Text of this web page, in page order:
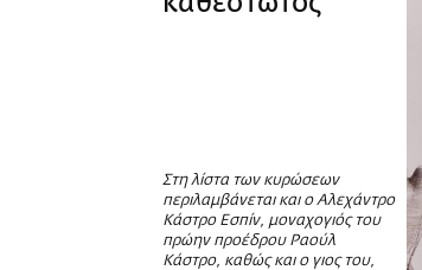
Στη λίστα των κυρώσεων
περιλαμβάνεται και ο Αλεχάντρο
Κάστρο Εσπίν, μοναχογιός του
πρώην προέδρου Ραούλ
Κάστρο, καθώς και ο γιος του,